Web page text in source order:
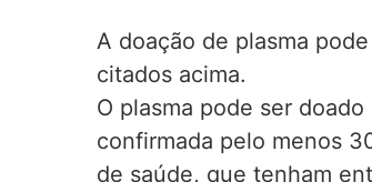
A doação de plasma
citados acima.
O plasma pode ser
confirmada pelo menos
de saúde, que tenham